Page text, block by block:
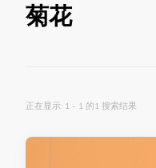
菊花
正在显示: 1 - 1 的1 搜索结果